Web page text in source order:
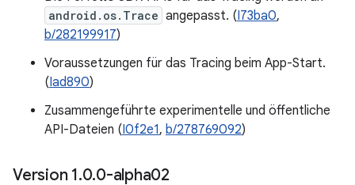
android.os.Trace angepasst. (I73ba0,
b/282199917)
Voraussetzungen für das Tracing beim App-Start.
(Iad890)
Zusammengeführte experimentelle und öffentliche
API-Dateien (I0f2e1, b/278769092)
Version 1.0.0-alpha02